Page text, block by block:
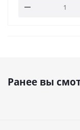
Ранее вы